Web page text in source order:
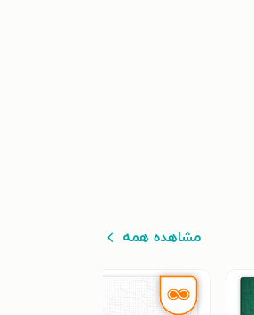
مشاهده همه